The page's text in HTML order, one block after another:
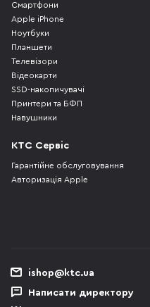
Смартфони
Apple iPhone
Ноутбуки
Планшети
Телевізори
Відеокарти
SSD-накопичувачі
Принтери та БФП
Навушники
КТС Сервіс
Гарантійне обслуговування
Авторизація Apple
ishop@ktc.ua
Написати директору